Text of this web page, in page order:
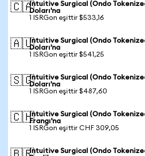
🇨🇦Intuitive Surgical (Ondo
Doları'na
1 ISRGon eşittir $533,16
🇦🇺Intuitive Surgical (Ondo
Doları'na
1 ISRGon eşittir $541,25
🇸🇬Intuitive Surgical (Ondo
Doları'na
1 ISRGon eşittir $487,60
🇨🇭Intuitive Surgical (Ondo
Frangı'na
1 ISRGon eşittir CHF 309,05
Intuitive Surgical (Ondo